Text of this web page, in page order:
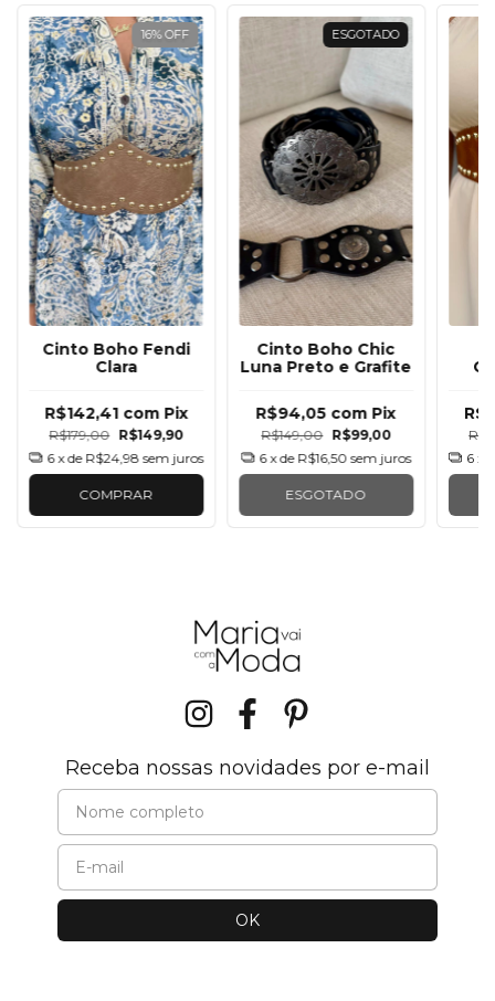
16%OFF
Cinto Boho Fendi
Clara
R$179,00 R$149,90
R$142,41 com Pix
6 x de R$24,98 sem juros
COMPRAR
ESGOTADO
Cinto Boho Chic
Luna Preto e Grafite
R$149,00 R$99,00
R$94,05 com Pix
6 x de R$16,50 sem juros
ESGOTADO
6 x
Receba nossas novidades por e-mail